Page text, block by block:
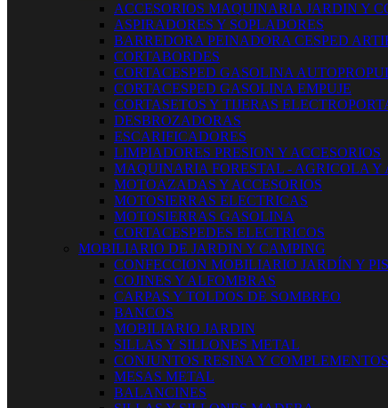
ACCESORIOS MAQUINARIA JARDIN Y
ASPIRADORES Y SOPLADORES
BARREDORA PEINADORA CESPED
CORTABORDES
CORTACESPED GASOLINA
CORTACESPED GASOLINA EMPUJE
CORTASETOS Y TIJERAS
DESBROZADORAS
ESCARIFICADORES
LIMPIADORES PRESION Y ACCESORIOS
MAQUINARIA FORESTAL - AGRICOLA Y
MOTOAZADAS Y ACCESORIOS
MOTOSIERRAS ELECTRICAS
MOTOSIERRAS GASOLINA
CORTACESPEDES ELECTRICOS
MOBILIARIO DE JARDIN Y CAMPING
CONFECCION MOBILIARIO JARDÍN Y
COJINES Y ALFOMBRAS
CARPAS Y TOLDOS DE SOMBREO
BANCOS
MOBILIARIO JARDIN
SILLAS Y SILLONES METAL
CONJUNTOS RESINA Y COMPLEMENTOS
MESAS METAL
BALANCINES